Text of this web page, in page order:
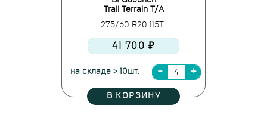
Trail Terrain T/A
275/60 R20 115T
41 700 ₽
на складе > 10шт.
В КОРЗИНУ